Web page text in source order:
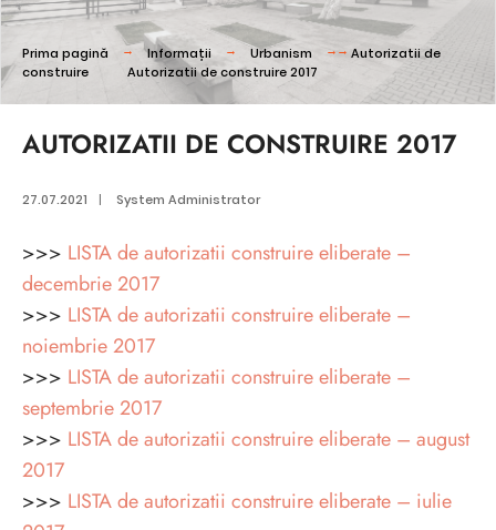
Prima pagină Informații Urbanism
Autorizatii de
construire
Autorizatii de construire 2017
AUTORIZATII DE CONSTRUIRE 2017
27.07.2021 | System Administrator
>>> LISTA de autorizatii construire eliberate –
decembrie 2017
>>> LISTA de autorizatii construire eliberate –
noiembrie 2017
>>> LISTA de autorizatii construire eliberate –
septembrie 2017
>>> LISTA de autorizatii construire eliberate – august
2017
>>> LISTA de autorizatii construire eliberate – iulie